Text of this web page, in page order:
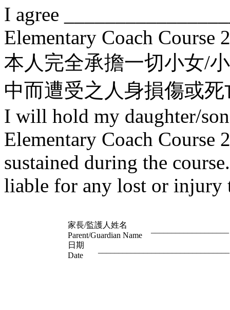
I agree
Elementary Coach Course
本人完全承擔一切小女/
中而遭受之人身損傷或
I will hold my daughter/
Elementary Coach Course
sustained during the
liable for any lost or injury
家長/監護人姓名
Parent/Guardian Name
日期
Date